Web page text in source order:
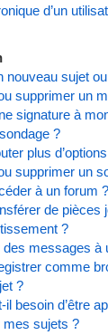
d’un
nouveau sujet
supprimer un
signature à
?
plus
supprimer un
à un forum ?
de pièces
?
messages à
comme
?
besoin d’être
mes sujets ?